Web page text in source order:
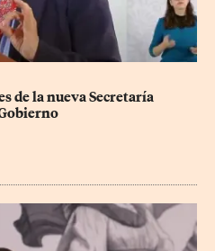
de la nueva Secretaría